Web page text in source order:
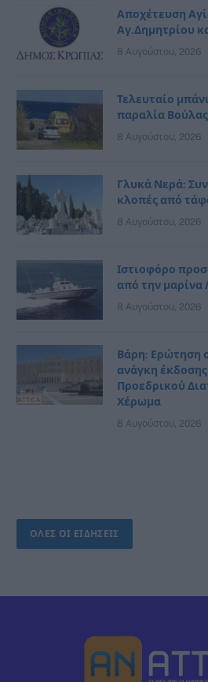
Αποχέτευση
Αγ.Δημητρίου
8 Αυγούστου, 2026
Τελευταίο
παραλία Βούλας
8 Αυγούστου, 2026
Γλυκά Νερά:
κλοπές από
8 Αυγούστου, 2026
Ιστιοφόρο
από την μαρίνα
8 Αυγούστου, 2026
Βάρη: Ερώτηση
ανάγκη
Προεδρικού
Χέρωμα
8 Αυγούστου, 2026
ΟΛΕΣ ΟΙ ΕΙΔΗΣΕΙΣ